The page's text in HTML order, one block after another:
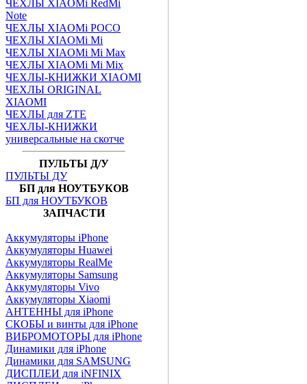
ЧЕХЛЫ XIAOMi RedMi
Note
ЧЕХЛЫ XIAOMi POCO
ЧЕХЛЫ XIAOMi Mi
ЧЕХЛЫ XIAOMi Mi Max
ЧЕХЛЫ XIAOMi Mi Mix
ЧЕХЛЫ-КНИЖКИ XIAOMI
ЧЕХЛЫ ORIGINAL
XIAOMI
ЧЕХЛЫ для ZTE
ЧЕХЛЫ-КНИЖКИ
универсальные на скотче
ПУЛЬТЫ Д/У
ПУЛЬТЫ ДУ
БП для НОУТБУКОВ
БП для НОУТБУКОВ
ЗАПЧАСТИ
Аккумуляторы iPhone
Аккумуляторы Huawei
Аккумуляторы RealMe
Аккумуляторы Samsung
Аккумуляторы Vivo
Аккумуляторы Xiaomi
АНТЕННЫ для iPhone
СКОБЫ и винты для iPhone
ВИБРОМОТОРЫ для iPhone
Динамики для iPhone
Динамики для SAMSUNG
ДИСПЛЕИ для iNFINIX